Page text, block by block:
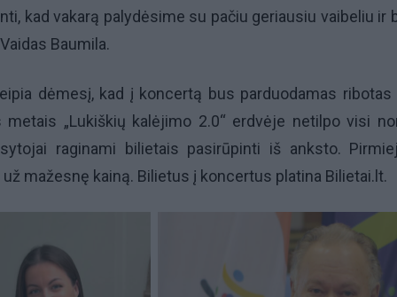
kad vakarą palydėsime su pačiu geriausiu vaibeliu ir
Baumila.
dėmesį, kad į koncertą bus parduodamas ribotas
metais „Lukiškių kalėjimo 2.0“ erdvėje netilpo visi
raginami bilietais pasirūpinti iš anksto.
mažesnę kainą. Bilietus į koncertus platina Bilietai.lt.